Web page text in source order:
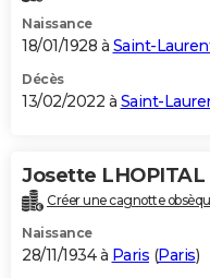
Naissance
18/01/1928 à Saint-
Décès
13/02/2022 à Saint-
Josette LHOPITAL
Créer une cagnotte
Naissance
28/11/1934 à Paris (Paris)